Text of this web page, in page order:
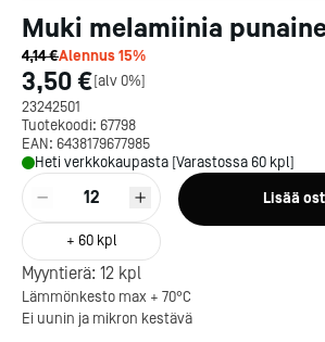
Muki melamiinia
4,14 €Alennus15%
3,50 €[alv 0%]
23242501
Tuotekoodi: 67798
EAN: 6438179677985
Heti verkkokaupasta [Varastossa 60 kpl]
12
+ 60kpl
Lisää
Myyntierä: 12 kpl
Lämmönkesto max + 70°C
Ei uunin ja mikron kestävä
Kotipizza on vuonna 1987
perustettu yritys, jolla on yli
300 ravintolaa eri puolella
Suomea. Dieta on tehnyt